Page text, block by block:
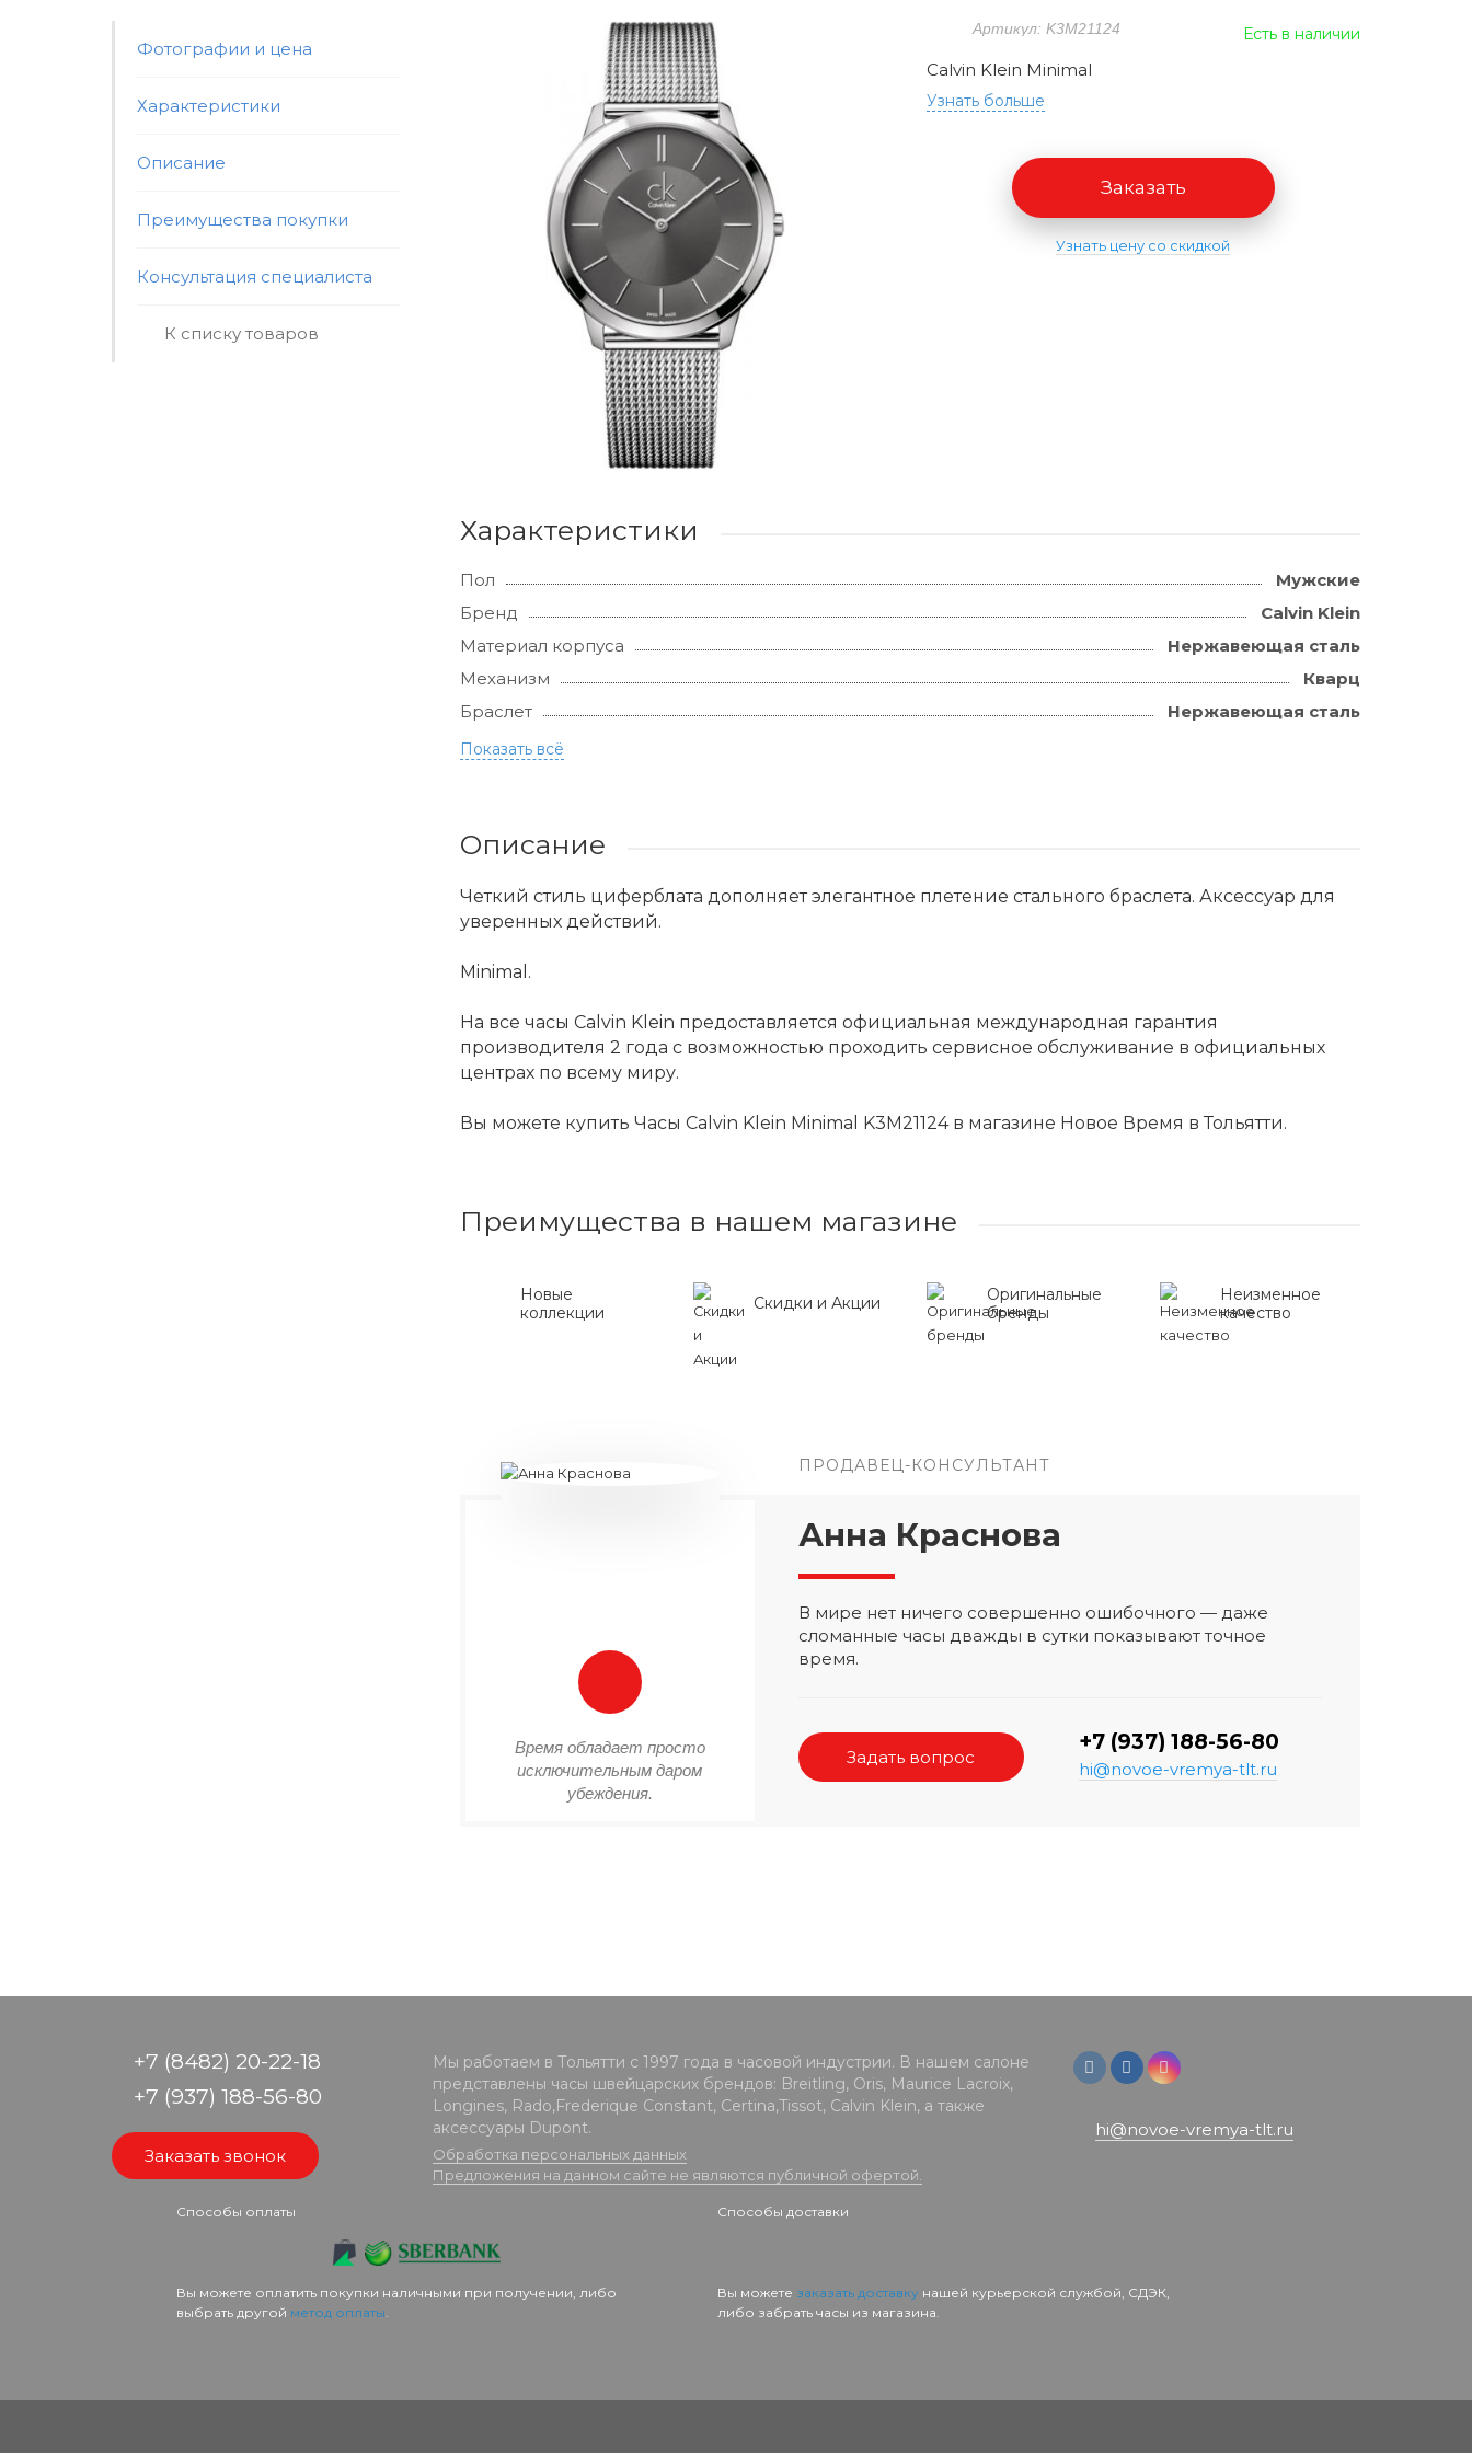
Фотографии и цена
Характеристики
Описание
Преимущества покупки
Консультация специалиста
К списку товаров
Артикул: K3M21124 Есть в наличии
Calvin Klein Minimal
Узнать больше
Заказать
Узнать цену со скидкой
Характеристики
Пол
Мужские
Бренд
Calvin Klein
Материал корпуса
Hержавеющая сталь
Механизм
Кварц
Браслет
Hержавеющая сталь
Показать всё
Описание
Четкий стиль циферблата дополняет элегантное плетение стального браслета. Аксессуар для
уверенных действий.
Minimal.
На все часы Calvin Klein предоставляется официальная международная гарантия
производителя 2 года с возможностью проходить сервисное обслуживание в официальных
центрах по всему миру.
Вы можете купить Часы Calvin Klein Minimal K3M21124 в магазине Новое Время в Тольятти.
Преимущества в нашем магазине
Новые
коллекции
Скидки и Акции
Оригинальные
бренды
Неизменное
качество
ПРОДАВЕЦ-КОНСУЛЬТАНТ
Время обладает просто
исключительным даром
убеждения.
Анна Краснова
В мире нет ничего совершенно ошибочного — даже
сломанные часы дважды в сутки показывают точное
время.
Задать вопрос
+7 (937) 188-56-80
hi@novoe-vremya-tlt.ru
+7 (8482) 20-22-18
+7 (937) 188-56-80
Заказать звонок
Мы работаем в Тольятти с 1997 года в часовой индустрии. В нашем салоне
представлены часы швейцарских брендов: Breitling, Oris, Maurice Lacroix,
Longines, Rado,Frederique Constant, Certina,Tissot, Calvin Klein, а также
аксессуары Dupont.
Обработка персональных данных
Предложения на данном сайте не являются публичной офертой.
hi@novoe-vremya-tlt.ru
Способы оплаты
Вы можете оплатить покупки наличными при получении, либо
выбрать другой метод оплаты.
Способы доставки
Вы можете заказать доставку нашей курьерской службой, СДЭК,
либо забрать часы из магазина.